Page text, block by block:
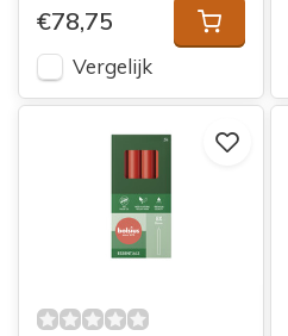
€78,75
Vergelijk